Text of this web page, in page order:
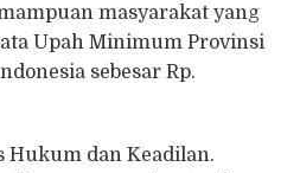
masyarakat yang
Upah Minimum Provinsi
sebesar Rp.
Hukum dan Keadilan.